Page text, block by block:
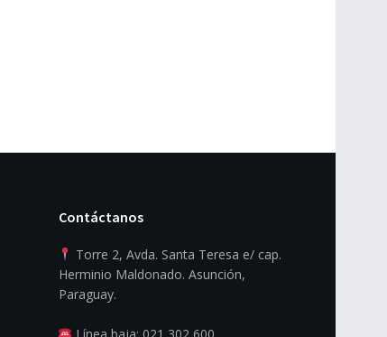
Contáctanos
Torre 2, Avda. Santa Teresa e/ cap.
Herminio Maldonado. Asunción,
Paraguay.